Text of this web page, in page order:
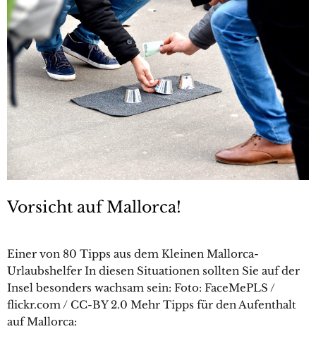
Vorsicht auf Mallorca!
Einer von 80 Tipps aus dem Kleinen Mallorca-
Urlaubshelfer In diesen Situationen sollten Sie auf der
Insel besonders wachsam sein: Foto: FaceMePLS /
flickr.com / CC-BY 2.0 Mehr Tipps für den Aufenthalt
auf Mallorca: